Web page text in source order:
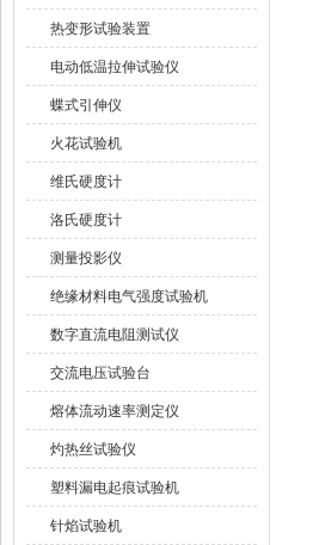
热变形试验装置
电动低温拉伸试验仪
蝶式引伸仪
火花试验机
维氏硬度计
洛氏硬度计
测量投影仪
绝缘材料电气强度试验机
数字直流电阻测试仪
交流电压试验台
熔体流动速率测定仪
灼热丝试验仪
塑料漏电起痕试验机
针焰试验机